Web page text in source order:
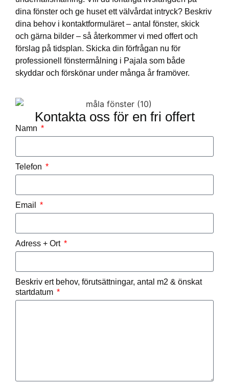
dina fönster och ge huset ett välvårdat intryck? Beskriv
dina behov i kontaktformuläret – antal fönster, skick
och gärna bilder – så återkommer vi med offert och
förslag på tidsplan. Skicka din förfrågan nu för
professionell fönstermålning i Pajala som både
skyddar och förskönar under många år framöver.
Kontakta oss för en fri offert
Namn
Telefon
Email
Adress + Ort
Beskriv ert behov, förutsättningar, antal m2 & önskat
startdatum